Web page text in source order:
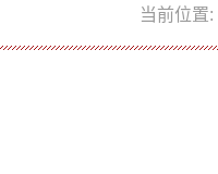
当前位置: